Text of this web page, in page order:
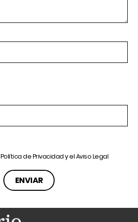
Política de Privacidady elAviso Legal